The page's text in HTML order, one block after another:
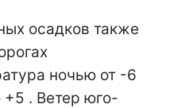
осадков также
ночью от -6
. Ветер юго-